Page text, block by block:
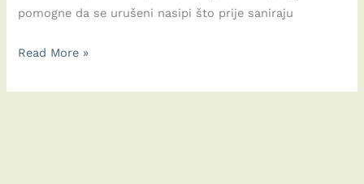
pomogne da se urušeni nasipi što prije saniraju
Četiri
Park
Read More »